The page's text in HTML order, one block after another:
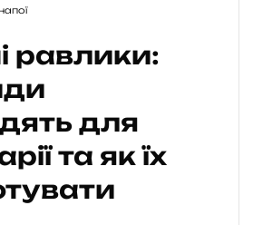
равлики:
для
та як їх